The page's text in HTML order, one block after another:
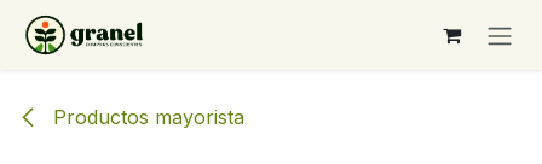
Ir al contenido
Productos mayorista